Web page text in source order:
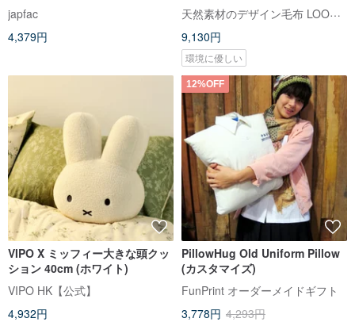
japfac
4,379円
天然素材のデザイン毛布 LOOM&SPOOL ルームアンドスプール
9,130円
環境に優しい
VIPO X ミッフィー大きな頭クッ
ション 40cm (ホワイト)
VIPO HK【公式】
4,932円
12%OFF
PillowHug Old Uniform Pillow
(カスタマイズ)
FunPrint オーダーメイドギフト
3,778円 4,293円